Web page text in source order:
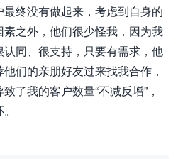
终没有做起来，考虑到自身的
之外，他们很少怪我，因为我
同、很支持，只要有需求，他
们的亲朋好友过来找我合作，
了我的客户数量“不减反增”，